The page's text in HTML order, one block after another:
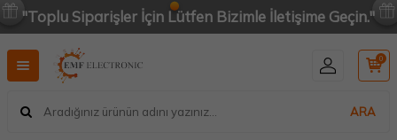
"Toplu Siparişler İçin Lütfen Bizimle İletişime Geçin."
ARA
0